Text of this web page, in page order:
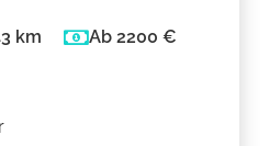
km Ab 2200 €